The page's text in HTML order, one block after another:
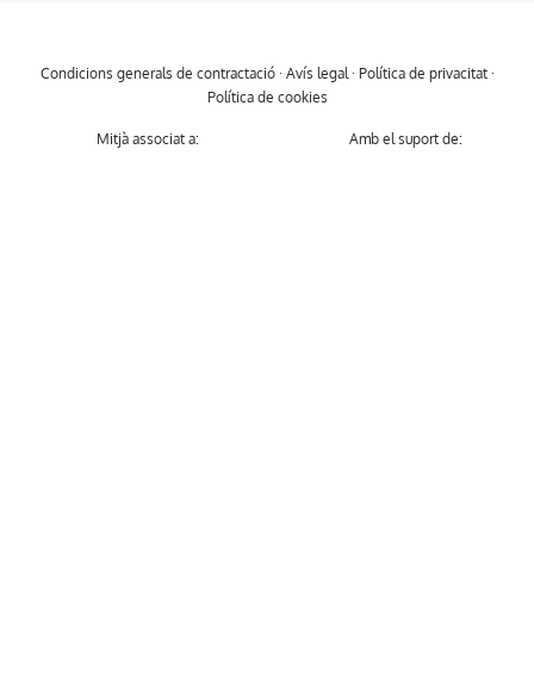
Condicions generals de contractació· Avís legal · Política de privacitat·
Política de cookies
Mitjà associat a: Amb el suport de: